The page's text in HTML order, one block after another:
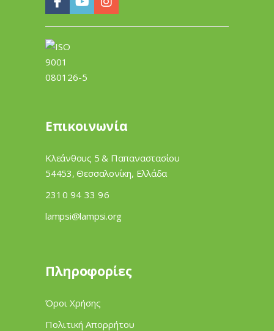
Επικοινωνία
Κλεάνθους 5 & Παπαναστασίου
54453, Θεσσαλονίκη, Ελλάδα
2310 94 33 96
lampsi@lampsi.org
Πληροφορίες
Όροι Χρήσης
Πολιτική Απορρήτου